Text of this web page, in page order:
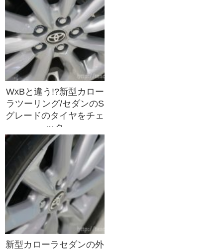
WxBと違う!?新型カロー
ラツーリング/セダンのS
グレードのタイヤをチェ
ック
新型カローラセダンの外